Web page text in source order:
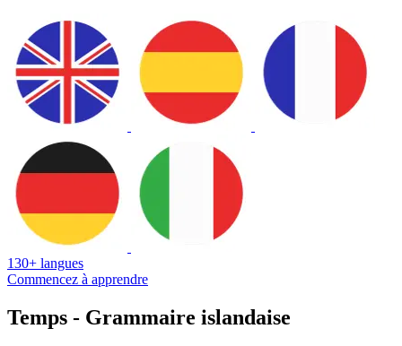
130+ langues
Commencez à apprendre
Temps - Grammaire islandaise